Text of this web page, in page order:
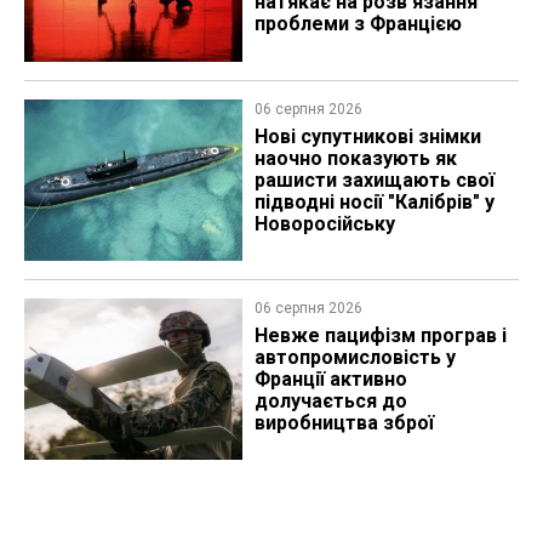
проблеми з Францією
06 серпня 2026
Нові супутникові знімки
наочно показують як
рашисти захищають свої
підводні носії "Калібрів" у
Новоросійську
06 серпня 2026
Невже пацифізм програв і
автопромисловість у
Франції активно
долучається до
виробництва зброї